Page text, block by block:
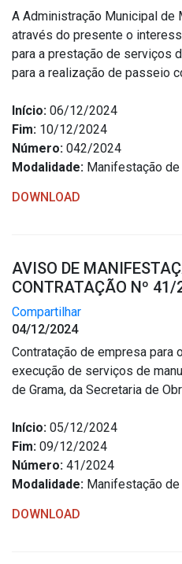
A Administração Municipal de
através do presente o
para a prestação de serviços
para a realização de passeio
Início: 06/12/2024
Fim: 10/12/2024
Número: 042/2024
Modalidade: Manifestação
DOWNLOAD
AVISO DE
CONTRATAÇÃO Nº 41/
Compartilhar
04/12/2024
Contratação de empresa para
execução de serviços de
de Grama, da Secretaria de
Início: 05/12/2024
Fim: 09/12/2024
Número: 41/2024
Modalidade: Manifestação
DOWNLOAD